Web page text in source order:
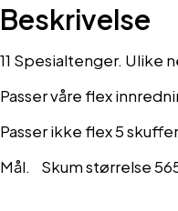
Beskrivelse
11 Spesialtenger. Ulike
Passer våre flex
Passer ikke flex 5
Mål. Skum størrelse